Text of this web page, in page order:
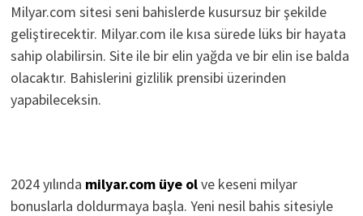
Milyar.com sitesi seni bahislerde kusursuz bir şekilde
geliştirecektir. Milyar.com ile kısa sürede lüks bir hayata
sahip olabilirsin. Site ile bir elin yağda ve bir elin ise balda
olacaktır. Bahislerini gizlilik prensibi üzerinden
yapabileceksin.
2024 yılında milyar.com üye olve keseni milyar
bonuslarla doldurmaya başla. Yeni nesil bahis sitesiyle